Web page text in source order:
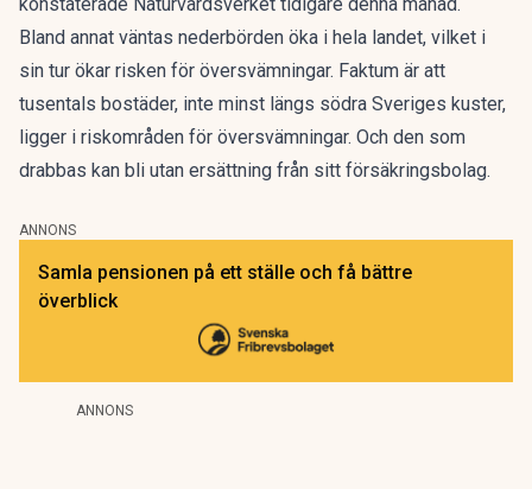
Bland annat väntas nederbörden öka i hela landet, vilket i
sin tur ökar risken för översvämningar. Faktum är att
tusentals bostäder, inte minst längs södra Sveriges kuster,
ligger i riskområden för översvämningar. Och den som
drabbas kan bli utan ersättning från sitt försäkringsbolag.
ANNONS
Samla pensionen på ett ställe och få bättre
överblick
ANNONS